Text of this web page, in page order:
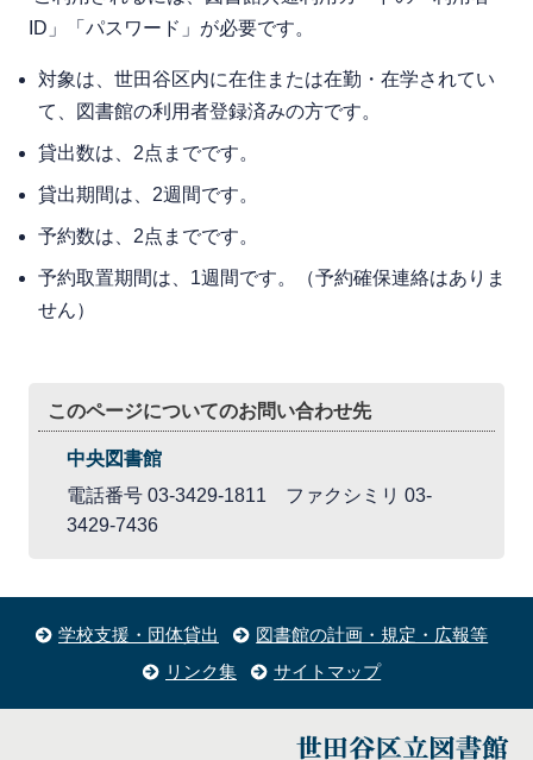
ID」「パスワード」が必要です。
対象は、世⽥⾕区内に在住または在勤・在学されてい
て、図書館の利⽤者登録済みの⽅です。
貸出数は、2点までです。
貸出期間は、2週間です。
予約数は、2点までです。
予約取置期間は、1週間です。（予約確保連絡はありま
せん）
このページについてのお問い合わせ先
中央図書館
電話番号 03-3429-1811 ファクシミリ 03-
3429-7436
学校支援・団体貸出
図書館の計画・規定・広報等
リンク集
サイトマップ